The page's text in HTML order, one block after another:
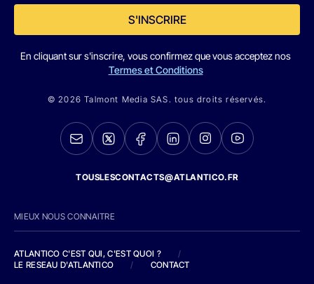
S'INSCRIRE
En cliquant sur s'inscrire, vous confirmez que vous acceptez nos
Termes et Conditions
© 2026 Talmont Media SAS. tous droits réservés.
TOUSLESCONTACTS@ATLANTICO.FR
MIEUX NOUS CONNAITRE
ATLANTICO C'EST QUI, C'EST QUOI ?
/
LE RESEAU D'ATLANTICO
/ CONTACT